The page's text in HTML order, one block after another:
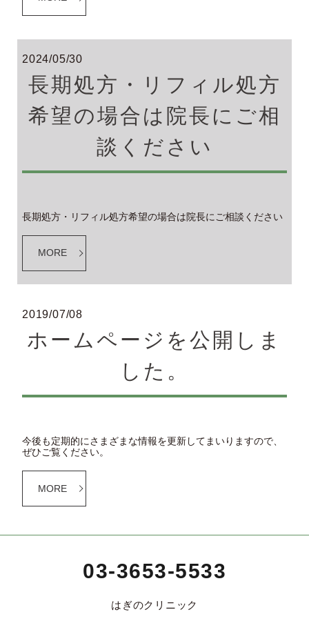
2024/05/30
長期処方・リフィル処方
希望の場合は院長にご相
談ください
長期処方・リフィル処方希望の場合は院長にご相談ください
MORE
2019/07/08
ホームページを公開しま
した。
今後も定期的にさまざまな情報を更新してまいりますので、
ぜひご覧ください。
MORE
03-3653-5533
はぎのクリニック